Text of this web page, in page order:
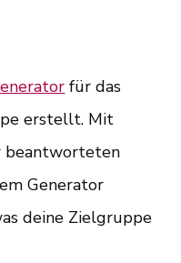
für das
erstellt. Mit
beantworteten
Generator
deine Zielgruppe